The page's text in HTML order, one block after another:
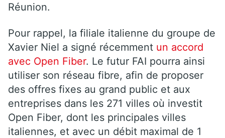
Réunion.
Pour rappel, la filiale italienne du groupe de
Xavier Niel a signé récemment un accord
avec Open Fiber. Le futur FAI pourra ainsi
utiliser son réseau fibre, afin de proposer
des offres fixes au grand public et aux
entreprises dans les 271 villes où investit
Open Fiber, dont les principales villes
italiennes, et avec un débit maximal de 1